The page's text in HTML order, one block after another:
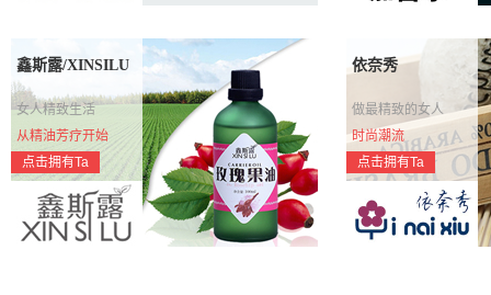
鑫斯露/XINSILU
女人精致生活
从精油芳疗开始
点击拥有Ta
依奈秀
做最精致的女人
时尚潮流
点击拥有Ta